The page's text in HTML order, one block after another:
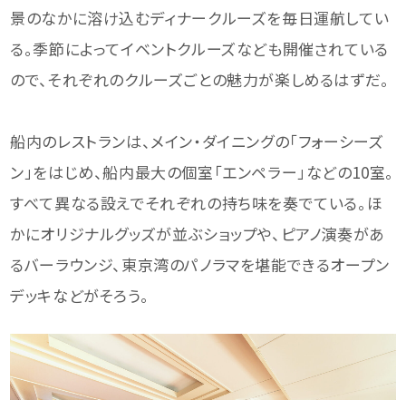
景のなかに溶け込むディナークルーズを毎日運航してい
る。季節によってイベントクルーズなども開催されている
ので、それぞれのクルーズごとの魅力が楽しめるはずだ。
船内のレストランは、メイン・ダイニングの「フォーシーズ
ン」をはじめ、船内最大の個室「エンペラー」などの10室。
すべて異なる設えでそれぞれの持ち味を奏でている。ほ
かにオリジナルグッズが並ぶショップや、ピアノ演奏があ
るバーラウンジ、東京湾のパノラマを堪能できるオープン
デッキなどがそろう。